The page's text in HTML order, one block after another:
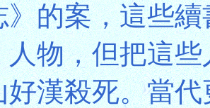
》的案，這些
人物，但把這
好漢殺死。當